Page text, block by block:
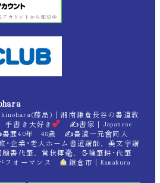
藤島)｜湘南鎌倉長谷の書道教
書き大好き
✍書家｜Japanese
書歴40年 48歳 ✍書道一元會同人
･企業･老人ホーム書道講師、美文字講
書代筆、賞状揮毫、各種筆耕･代筆
フォーマンス
鎌倉市｜Kamakura